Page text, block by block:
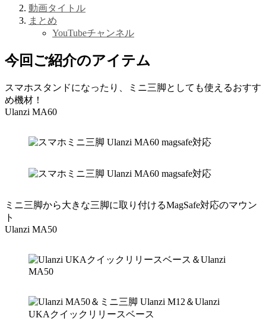
動画タイトル
まとめ
YouTubeチャンネル
今回ご紹介のアイテム
スマホスタンドになったり、ミニ三脚としても使えるおすす
め機材！
Ulanzi MA60
ミニ三脚から大きな三脚に取り付けるMagSafe対応のマウン
ト
Ulanzi MA50